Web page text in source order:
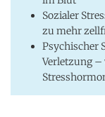
Sozialer
zu mehr
Psychischer
Verletzung